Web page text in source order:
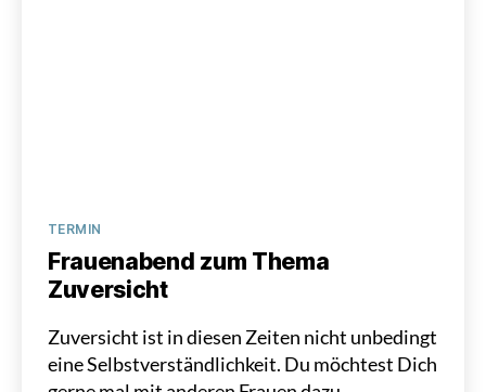
Kategorien
TERMIN
Frauenabend zum Thema
Zuversicht
Zuversicht ist in diesen Zeiten nicht unbedingt
eine Selbstverständlichkeit. Du möchtest Dich